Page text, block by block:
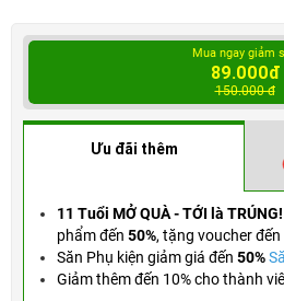
Mua ngay giảm
89.000đ
150.000 đ
Ưu đãi thêm
11 Tuổi MỞ QUÀ - TỚI là TRÚNG!
phẩm đến 50%, tặng voucher đến
Săn Phụ kiện giảm giá đến 50%
Giảm thêm đến 10% cho thành